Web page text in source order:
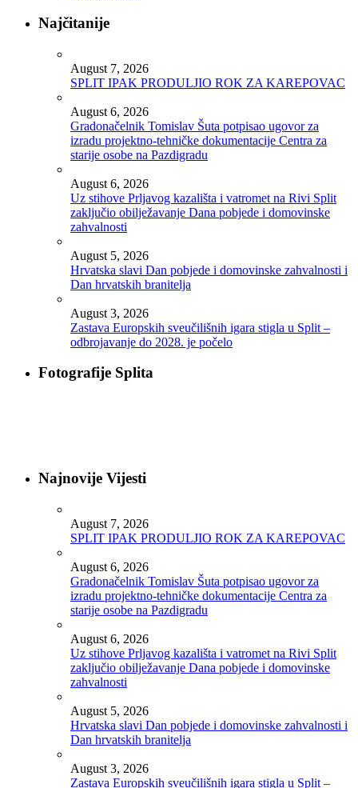
Najčitanije
August 7, 2026
SPLIT IPAK PRODULJIO ROK ZA KAREPOVAC
August 6, 2026
Gradonačelnik Tomislav Šuta potpisao ugovor za
izradu projektno-tehničke dokumentacije Centra za
starije osobe na Pazdigradu
August 6, 2026
Uz stihove Prljavog kazališta i vatromet na Rivi Split
zaključio obilježavanje Dana pobjede i domovinske
zahvalnosti
August 5, 2026
Hrvatska slavi Dan pobjede i domovinske zahvalnosti i
Dan hrvatskih branitelja
August 3, 2026
Zastava Europskih sveučilišnih igara stigla u Split –
odbrojavanje do 2028. je počelo
Fotografije Splita
Najnovije Vijesti
August 7, 2026
SPLIT IPAK PRODULJIO ROK ZA KAREPOVAC
August 6, 2026
Gradonačelnik Tomislav Šuta potpisao ugovor za
izradu projektno-tehničke dokumentacije Centra za
starije osobe na Pazdigradu
August 6, 2026
Uz stihove Prljavog kazališta i vatromet na Rivi Split
zaključio obilježavanje Dana pobjede i domovinske
zahvalnosti
August 5, 2026
Hrvatska slavi Dan pobjede i domovinske zahvalnosti i
Dan hrvatskih branitelja
August 3, 2026
Zastava Europskih sveučilišnih igara stigla u Split –